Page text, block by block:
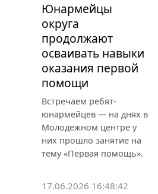
Юнармейцы
округа
продолжают
осваивать навыки
оказания первой
помощи
Встречаем ребят-
юнармейцев — на днях в
Молодежном центре у
них прошло занятие на
тему «Первая помощь».
17.06.2026 16:48:42